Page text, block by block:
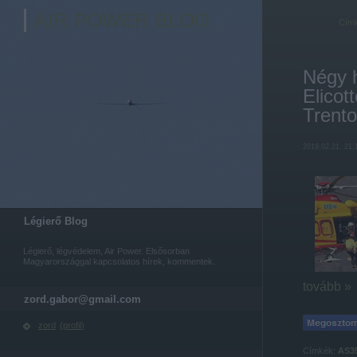
Légierő Blog
Légierő, légvédelem, Air Power. Elsősorban
Magyarországgal kapcsolatos hírek, kommentek.
zord.gabor@gmail.com
zord ( profil )
Négy
tovább »
Címkék: